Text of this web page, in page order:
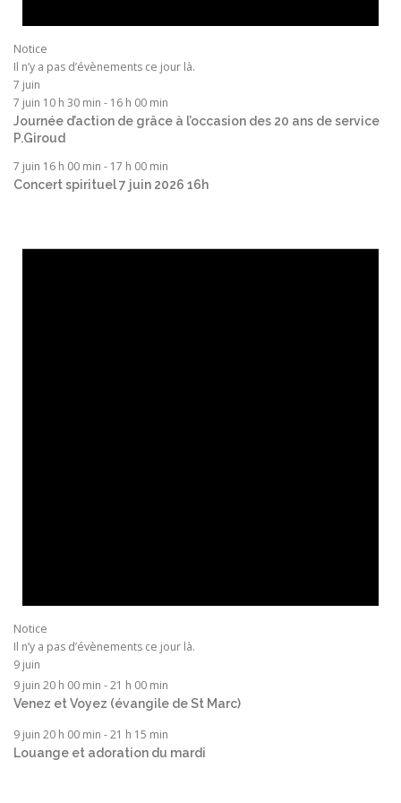
Notice
Il n’y a pas d’évènements ce jour là.
7 juin
7 juin 10 h 30 min - 16 h 00 min
Journée d’action de grâce à l’occasion des 20 ans de service
P.Giroud
7 juin 16 h 00 min - 17 h 00 min
Concert spirituel 7 juin 2026 16h
Notice
Il n’y a pas d’évènements ce jour là.
9 juin
9 juin 20 h 00 min -21 h 00 min
Venez et Voyez (évangile de St Marc)
9 juin 20 h 00 min -21 h 15 min
Louange et adoration du mardi